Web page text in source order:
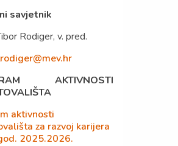
savjetnik
Rodiger, v. pred.
AKTIVNOSTI
aktivnosti
za razvoj karijera
2025.2026.